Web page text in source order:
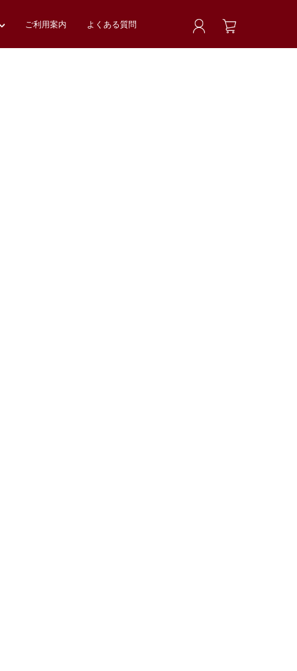
ご利用案内 よくある質問